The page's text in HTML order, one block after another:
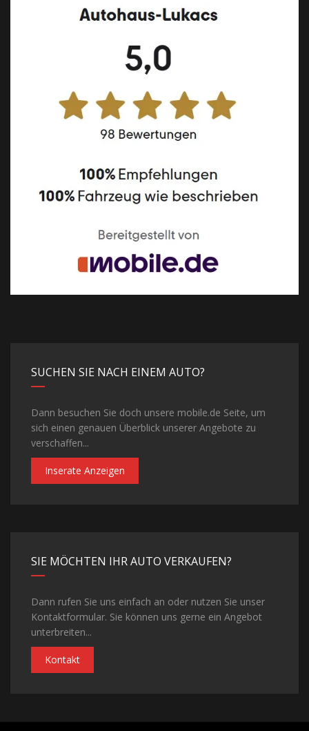
SUCHEN SIE NACH EINEM AUTO?
Dann besuchen Sie doch unsere mobile.de Seite, um
sich einen genauen Überblick unserer Angebote zu
verschaffen...
Inserate Anzeigen
SIE MÖCHTEN IHR AUTO VERKAUFEN?
Dann rufen Sie uns einfach an oder nutzen Sie unser
Kontaktformular. Sie können uns gerne ein Angebot
unterbreiten...
Kontakt